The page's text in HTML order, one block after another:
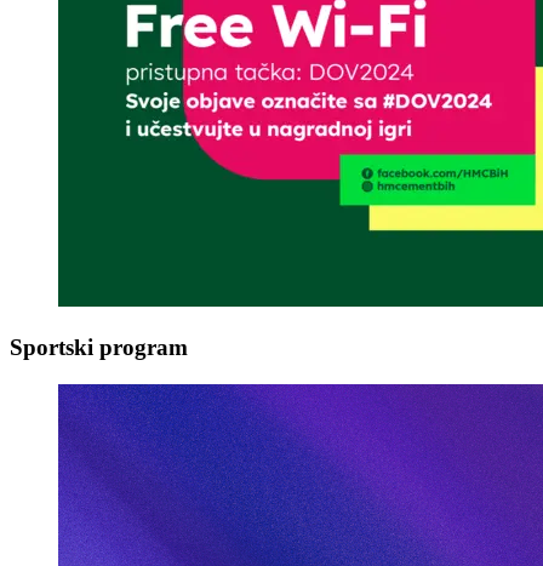
Sportski program